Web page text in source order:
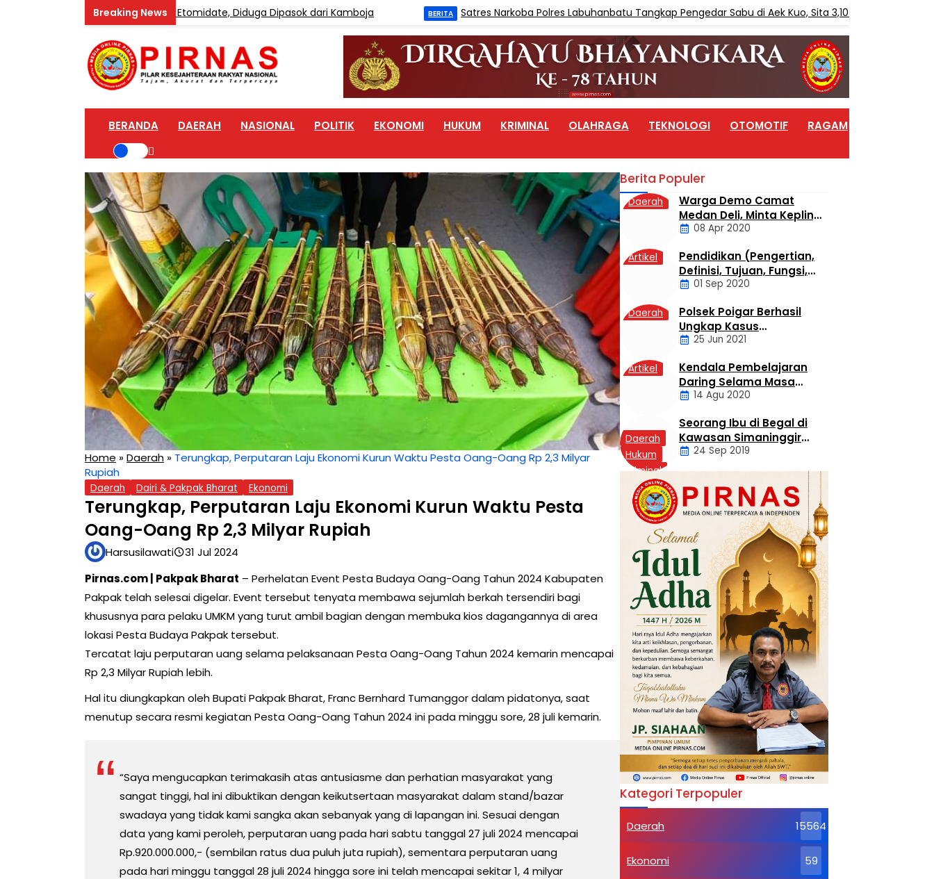
Industri Vape Mengandung Etomidate, Diduga Dipasok dari Kamboja Satres Narkoba Polres Labuhanbatu Tangkap Pengedar Sabu di Aek Kuo, Sita 3,10 Gram Sabu
BERANDA DAERAH NASIONAL POLITIK EKONOMI HUKUM KRIMINAL OLAHRAGA TEKNOLOGI OTOMOTIF RAGAM
Home »Daerah » Terungkap, Perputaran Laju Ekonomi Kurun Waktu Pesta Oang-Oang Rp 2,3 Milyar
Rupiah
Daerah Dairi & Pakpak Bharat Ekonomi
Terungkap, Perputaran Laju Ekonomi Kurun Waktu Pesta
Oang-Oang Rp 2,3 Milyar Rupiah
Harsusilawati
31 Jul 2024
Pirnas.com | Pakpak Bharat – Perhelatan Event Pesta Budaya Oang-Oang Tahun 2024 Kabupaten
Pakpak telah selesai digelar. Event tersebut tenyata membawa sejumlah berkah tersendiri bagi
khususnya para pelaku UMKM yang turut ambil bagian dengan membuka kios dagangannya di area
lokasi Pesta Budaya Pakpak tersebut.
Tercatat laju perputaran uang selama pelaksanaan Pesta Oang-Oang Tahun 2024 kemarin mencapai
Rp 2,3 Milyar Rupiah lebih.
Hal itu diungkapkan oleh Bupati Pakpak Bharat, Franc Bernhard Tumanggor dalam pidatonya, saat
menutup secara resmi kegiatan Pesta Oang-Oang Tahun 2024 ini pada minggu sore, 28 juli kemarin.
“Saya mengucapkan terimakasih atas antusiasme dan perhatian masyarakat yang
sangat tinggi, hal ini dibuktikan dengan keikutsertaan masyarakat dalam stand/bazar
swadaya yang tidak kami sangka akan sebanyak yang di lapangan ini. Sesuai dengan
data yang kami peroleh, perputaran uang pada hari sabtu tanggal 27 juli 2024 mencapai
Rp.920.000.000,- (sembilan ratus dua puluh juta rupiah), sementara perputaran uang
pada hari minggu tanggal 28 juli 2024 hingga sore ini telah mencapai sekitar 1, 4 milyar
Berita Populer
Daerah
Warga Demo Camat
Medan Deli, Minta Kepling
6 Titi Papan Di Copot
Warganya
08 Apr 2020
Artikel
Pendidikan (Pengertian,
Definisi, Tujuan, Fungsi,
dan Jenis Pendidikan)
01 Sep 2020
Daerah
Polsek Poigar Berhasil
Ungkap Kasus
Sekelompok Pemuda
Pencabulan
25 Jun 2021
Artikel
Kendala Pembelajaran
Daring Selama Masa
Pandemi Covid-19
14 Agu 2020
Daerah
Hukum
Kriminal
Labusel
Seorang Ibu di Begal di
Kawasan Simaninggir
Kota Pinang
24 Sep 2019
Kategori Terpopuler
Daerah 15564
Ekonomi 59